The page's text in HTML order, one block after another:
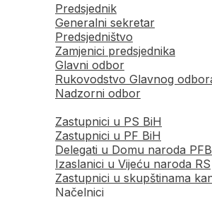
Predsjednik
Generalni sekretar
Predsjedništvo
Zamjenici predsjednika
Glavni odbor
Rukovodstvo Glavnog
Nadzorni odbor
Zastupnici u PS BiH
Zastupnici u PF BiH
Delegati u Domu naroda
Izaslanici u Vijeću naroda RS
Zastupnici u skupštinama
Načelnici